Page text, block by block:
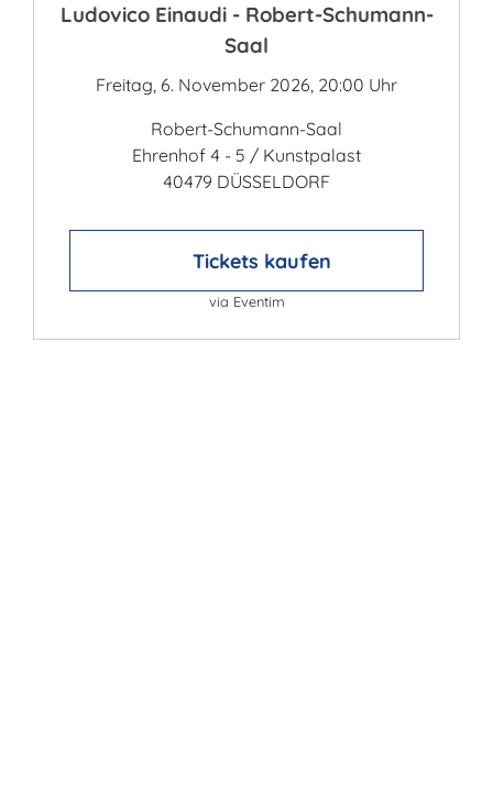
Ludovico Einaudi - Robert-Schumann-
Saal
Freitag, 6. November 2026, 20:00 Uhr
Robert-Schumann-Saal
Ehrenhof 4 - 5 / Kunstpalast
40479 DÜSSELDORF
Tickets kaufen
via Eventim